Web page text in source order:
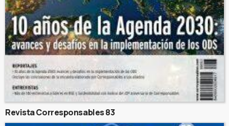
Revista Corresponsables 83